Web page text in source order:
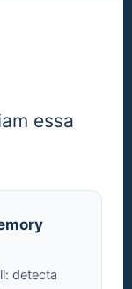
essa
detecta